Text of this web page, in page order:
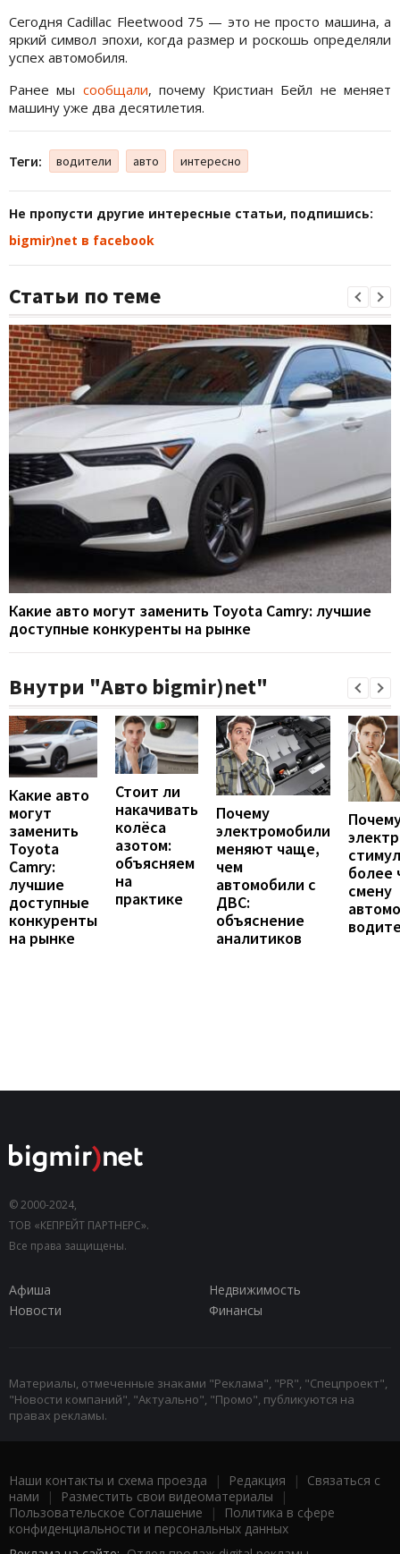
Сегодня Cadillac Fleetwood 75 — это не просто машина, а
яркий символ эпохи, когда размер и роскошь определяли
успех автомобиля.
Ранее мы сообщали, почему Кристиан Бейл не меняет
машину уже два десятилетия.
Теги: водители авто интересно
Не пропусти другие интересные статьи, подпишись:
bigmir)net в facebook
Статьи по теме
Какие авто могут заменить Toyota Camry: лучшие
доступные конкуренты на рынке
Внутри "Авто bigmir)net"
Какие авто
могут
заменить
Toyota
Camry:
лучшие
доступные
конкуренты
на рынке
Стоит ли
накачивать
колёса
азотом:
объясняем
на
практике
Почему
электромобили
меняют чаще,
чем
автомобили с
ДВС:
объяснение
аналитиков
более
смену
© 2000-2024,
ТОВ «КЕПРЕЙТ ПАРТНЕРС».
Все права защищены.
Афиша
Недвижимость
Новости
Финансы
Материалы, отмеченные знаками "Реклама", "PR", "Спецпроект",
"Новости компаний", "Актуально", "Промо", публикуются на
правах рекламы.
Наши контакты и схема проезда | Редакция | Связаться с
нами | Разместить свои видеоматериалы |
Пользовательское Соглашение |
Политика в сфере
конфиденциальности и персональных данных